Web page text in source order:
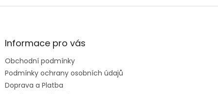
Z
aInformace pro vás
Obchodní podmínky
Podmínky ochrany osobních údajů
Doprava a Platba